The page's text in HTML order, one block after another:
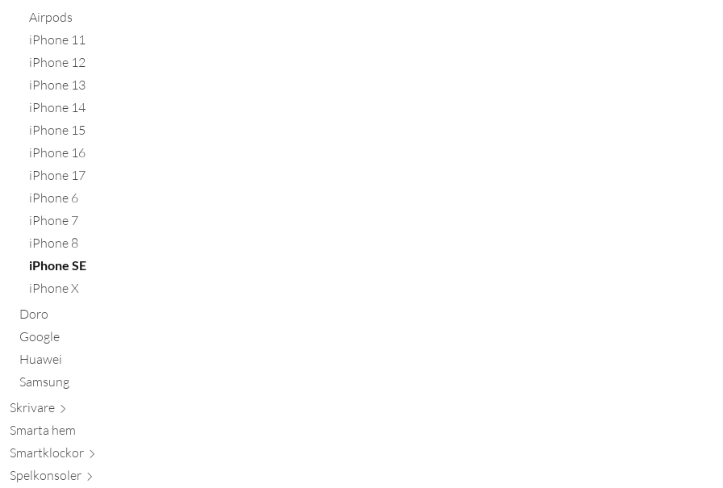
Airpods
iPhone 11
iPhone 12
iPhone 13
iPhone 14
iPhone 15
iPhone 16
iPhone 17
iPhone 6
iPhone 7
iPhone 8
iPhone SE
iPhone X
Doro
Google
Huawei
Samsung
Skrivare
Smarta hem
Smartklockor
Spelkonsoler